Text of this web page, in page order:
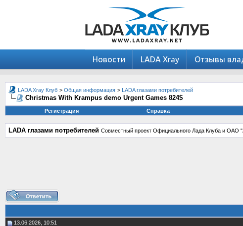
Новости LADA Xray Отзывы
LADA Xray Клуб > Общая информация > LADA глазами потребителей
Christmas With Krampus demo Urgent Games 824$
Регистрация
Справка
LADA глазами потребителей Совместный проект Официального Лада Клуба и ОАО
13.06.2026, 10:51